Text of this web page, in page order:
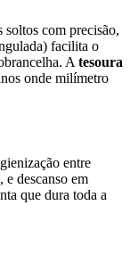
com precisão,
facilita o
A tesoura
onde milímetro
entre
e descanso em
que dura toda a